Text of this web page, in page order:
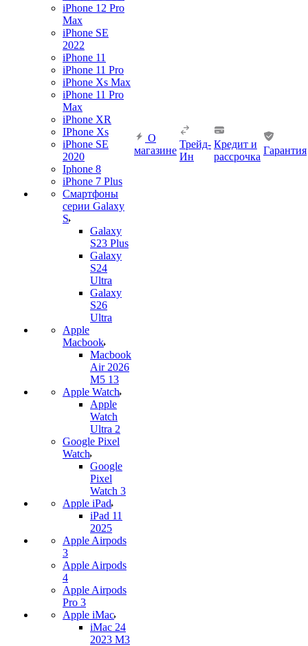
iPhone 12 Pro
Max
iPhone SE
2022
iPhone 11
iPhone 11 Pro
iPhone Xs Max
iPhone 11 Pro
Max
iPhone XR
IPhone Xs
iPhone SE
2020
Iphone 8
iPhone 7 Plus
Смартфоны
серии Galaxy
S
Galaxy
S23 Plus
Galaxy
S24
Ultra
Galaxy
S26
Ultra
Apple
Macbook
Macbook
Air 2026
M5 13
Apple Watch
Apple
Watch
Ultra 2
Google Pixel
Watch
Google
Pixel
Watch 3
Apple iPad
iPad 11
2025
Apple Airpods
3
Apple Airpods
4
Apple Airpods
Pro 3
Apple iMac
iMac 24
2023 M3
О
магазине
Трейд-
Ин
Кредит и
рассрочка
Гарантия